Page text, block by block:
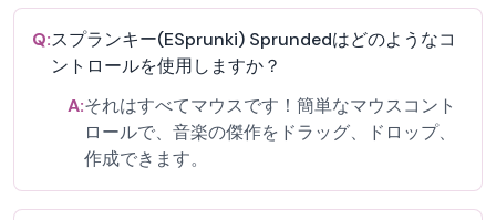
Q:スプランキー(ESprunki) Sprundedはどのようなコ
ントロールを使用しますか？
A:それはすべてマウスです！簡単なマウスコント
ロールで、音楽の傑作をドラッグ、ドロップ、
作成できます。